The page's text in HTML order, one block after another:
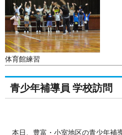
体育館練習
青少年補導員 学校訪問
本日、豊富・小室地区の青少年補